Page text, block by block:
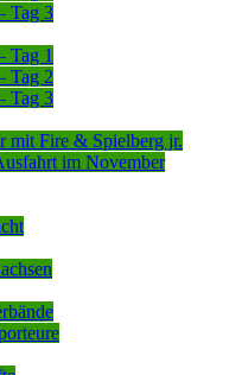
Tag 3
Tag 1
Tag 2
Tag 3
mit Fire & Spielberg jr.
im November